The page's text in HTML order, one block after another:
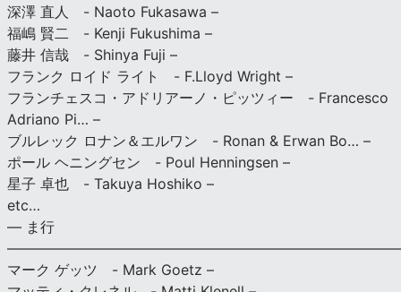
深澤 直人 - Naoto Fukasawa –
福嶋 賢二 - Kenji Fukushima –
藤井 信哉 - Shinya Fuji –
フランク ロイド ライト - F.Lloyd Wright –
フランチェスコ・アドリアーノ・ピッツィー - Francesco
Adriano Pi… –
ブルレック ロナン＆エルワン - Ronan & Erwan Bo… –
ポール ヘニングセン - Poul Henningsen –
星子 卓也 - Takuya Hoshiko –
etc…
— ま行
マーク ゲッツ - Mark Goetz –